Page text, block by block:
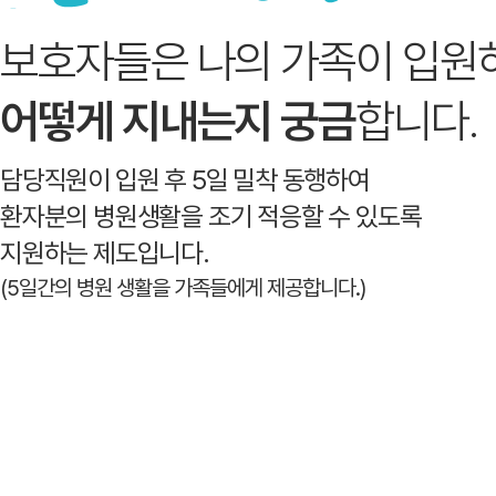
보호자들은 나의 가족이 입원
어떻게 지내는지 궁금합니다.
담당직원이 입원 후 5일 밀착 동행하여
환자분의 병원생활을 조기 적응할 수 있도록
지원하는 제도입니다.
(5일간의 병원 생활을 가족들에게 제공합니다.)